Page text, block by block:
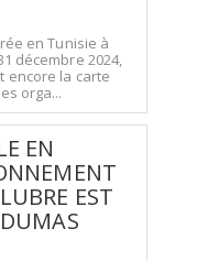
en Tunisie à
décembre 2024,
encore la carte
orga...
EN
EST